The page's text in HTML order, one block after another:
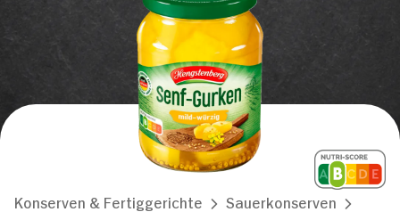
Konserven & Fertiggerichte
Sauerkonserven